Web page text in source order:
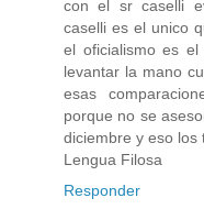
con el sr caselli
caselli es el unico
el oficialismo es
levantar la mano
esas
porque no se
diciembre y eso los
Lengua Filosa
Responder